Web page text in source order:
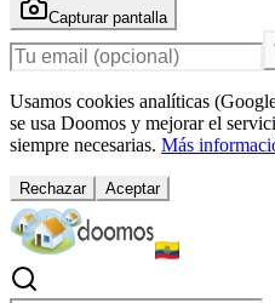
Capturar pantalla
Usamos cookies analíticas
se usa Doomos y mejorar el
siempre necesarias. Más
Rechazar Aceptar